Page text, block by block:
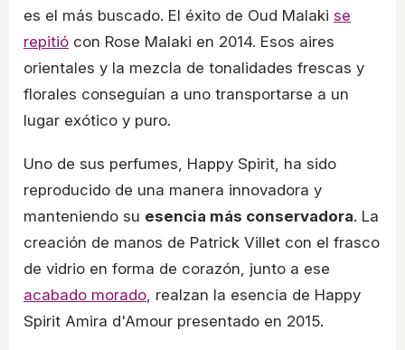
es el más buscado. El éxito de Oud Malaki se
repitió con Rose Malaki en 2014. Esos aires
orientales y la mezcla de tonalidades frescas y
florales conseguían a uno transportarse a un
lugar exótico y puro.
Uno de sus perfumes, Happy Spirit, ha sido
reproducido de una manera innovadora y
manteniendo su esencia más conservadora. La
creación de manos de Patrick Villet con el frasco
de vidrio en forma de corazón, junto a ese
acabado morado, realzan la esencia de Happy
Spirit Amira d'Amour presentado en 2015.